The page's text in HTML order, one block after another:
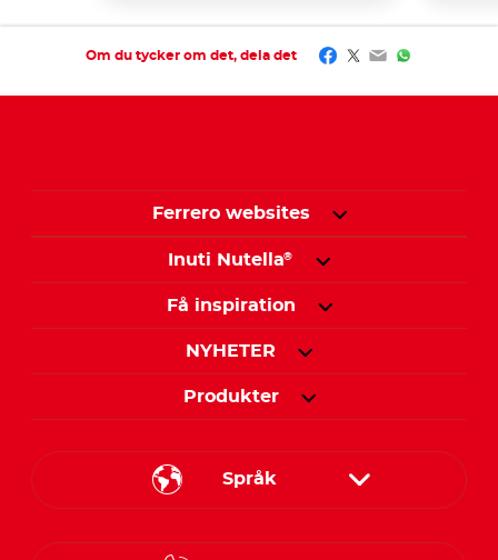
Om du tycker om det, dela det Facebook
Twitter
EmailWhatsApp
Ferrero websites
Inuti Nutella®
Få inspiration
NYHETER
Produkter
Språk